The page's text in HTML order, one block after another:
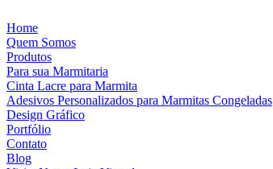
Home
Quem Somos
Produtos
Para sua Marmitaria
Cinta Lacre para Marmita
Adesivos Personalizados para Marmitas Congeladas
Design Gráfico
Portfólio
Contato
Blog